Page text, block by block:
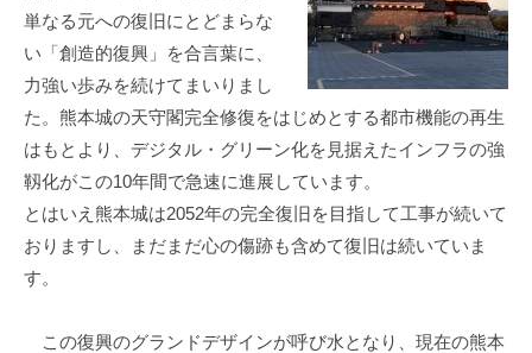
単なる元への復旧にとどまらな
い「創造的復興」を合言葉に、
力強い歩みを続けてまいりまし
た。熊本城の天守閣完全修復をはじめとする都市機能の再生
はもとより、デジタル・グリーン化を見据えたインフラの強
靱化がこの10年間で急速に進展しています。
とはいえ熊本城は2052年の完全復旧を目指して工事が続いて
おりますし、まだまだ心の傷跡も含めて復旧は続いていま
す。
この復興のグランドデザインが呼び水となり、現在の熊本